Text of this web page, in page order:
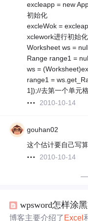
excleapp = new
初始化
excleWok =
xclework进行初始化
Worksheet ws =
Range range1 =
ws =
range1 =
1]);//去第一个单元
2010-10-14
gouhan02
这个估计要自己写
2010-10-14
wpsword怎样涂黑
博客主要介绍了 Excel